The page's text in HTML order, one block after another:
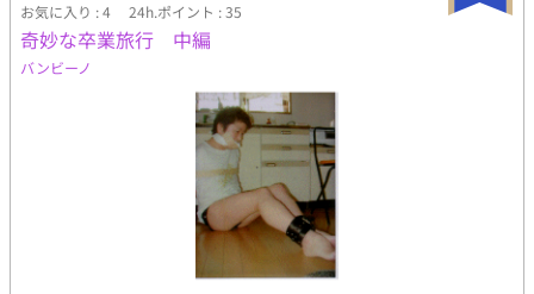
お気に入り : 4 24h.ポイント : 35
奇妙な卒業旅行 中編
バンビーノ